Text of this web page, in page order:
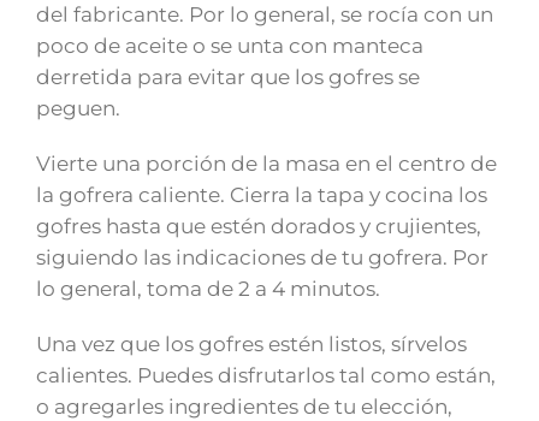
del fabricante. Por lo general, se rocía con un
poco de aceite o se unta con manteca
derretida para evitar que los gofres se
peguen.
Vierte una porción de la masa en el centro de
la gofrera caliente. Cierra la tapa y cocina los
gofres hasta que estén dorados y crujientes,
siguiendo las indicaciones de tu gofrera. Por
lo general, toma de 2 a 4 minutos.
Una vez que los gofres estén listos, sírvelos
calientes. Puedes disfrutarlos tal como están,
o agregarles ingredientes de tu elección,